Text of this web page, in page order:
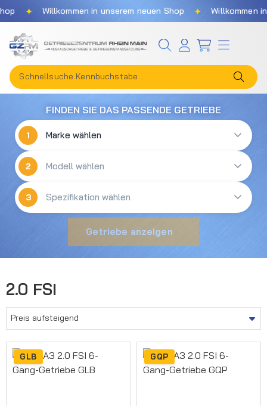
Zum Hauptinhalt springen
✦ Willkommen in unserem neuen Shop ✦ Willkommen
FINDEN SIE DAS PASSENDE GETRIEBE
1
2
3
Getriebe anzeigen
2.0 FSI
GLB GQP